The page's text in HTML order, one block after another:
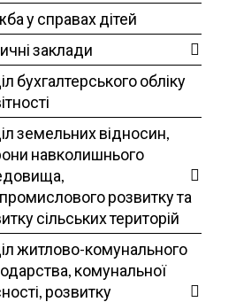
у справах дітей
заклади
бухгалтерського обліку
земельних відносин,
навколишнього
розвитку та
сільських територій
житлово-комунального
комунальної
розвитку